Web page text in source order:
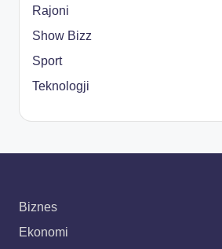
Rajoni
Show Bizz
Sport
Teknologji
Biznes
Ekonomi